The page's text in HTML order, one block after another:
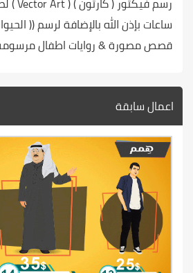
ساعات بإذن الله بالإضافة لرسم ((
قصص مصورة & روايات اطفال
اعمال سابقة